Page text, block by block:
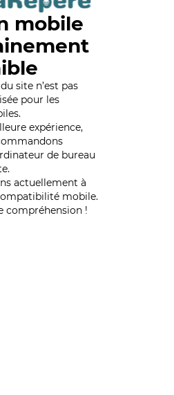
mobile
site n’est pas
pour les
expérience,
de bureau
actuellement à
mobile.
compréhension !